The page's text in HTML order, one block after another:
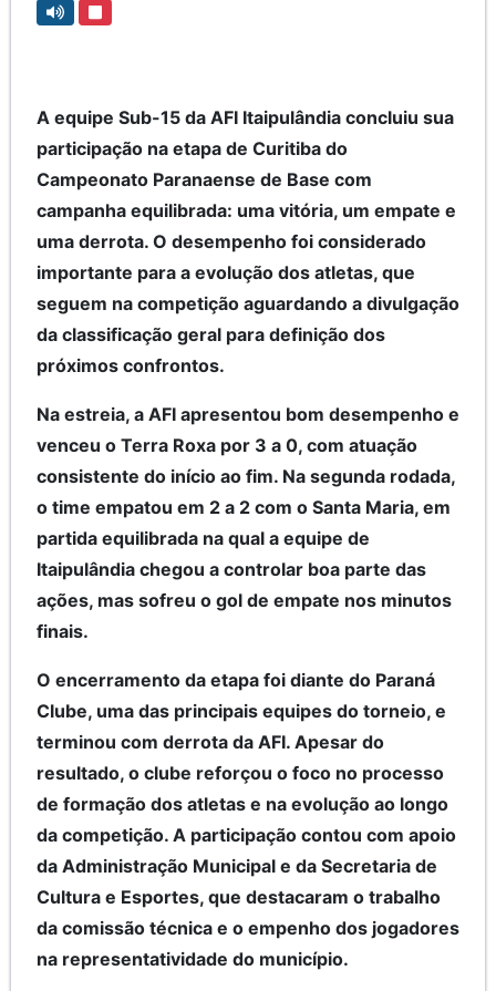
A equipe Sub-15 da AFI Itaipulândia concluiu sua
participação na etapa de Curitiba do
Campeonato Paranaense de Base com
campanha equilibrada: uma vitória, um empate e
uma derrota. O desempenho foi considerado
importante para a evolução dos atletas, que
seguem na competição aguardando a divulgação
da classificação geral para definição dos
próximos confrontos.
Na estreia, a AFI apresentou bom desempenho e
venceu o Terra Roxa por 3 a 0, com atuação
consistente do início ao fim. Na segunda rodada,
o time empatou em 2 a 2 com o Santa Maria, em
partida equilibrada na qual a equipe de
Itaipulândia chegou a controlar boa parte das
ações, mas sofreu o gol de empate nos minutos
finais.
O encerramento da etapa foi diante do Paraná
Clube, uma das principais equipes do torneio, e
terminou com derrota da AFI. Apesar do
resultado, o clube reforçou o foco no processo
de formação dos atletas e na evolução ao longo
da competição. A participação contou com apoio
da Administração Municipal e da Secretaria de
Cultura e Esportes, que destacaram o trabalho
da comissão técnica e o empenho dos jogadores
na representatividade do município.